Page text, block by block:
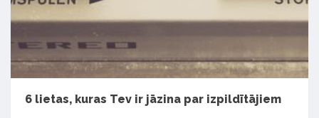
6 lietas, kuras Tev ir jāzina par izpildītājiem